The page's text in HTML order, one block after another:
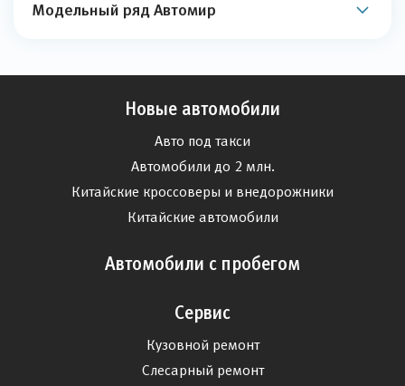
Модельный ряд Автомир
Новые автомобили
Авто под такси
Автомобили до 2 млн.
Китайские кроссоверы и внедорожники
Китайские автомобили
Автомобили с пробегом
Сервис
Кузовной ремонт
Слесарный ремонт